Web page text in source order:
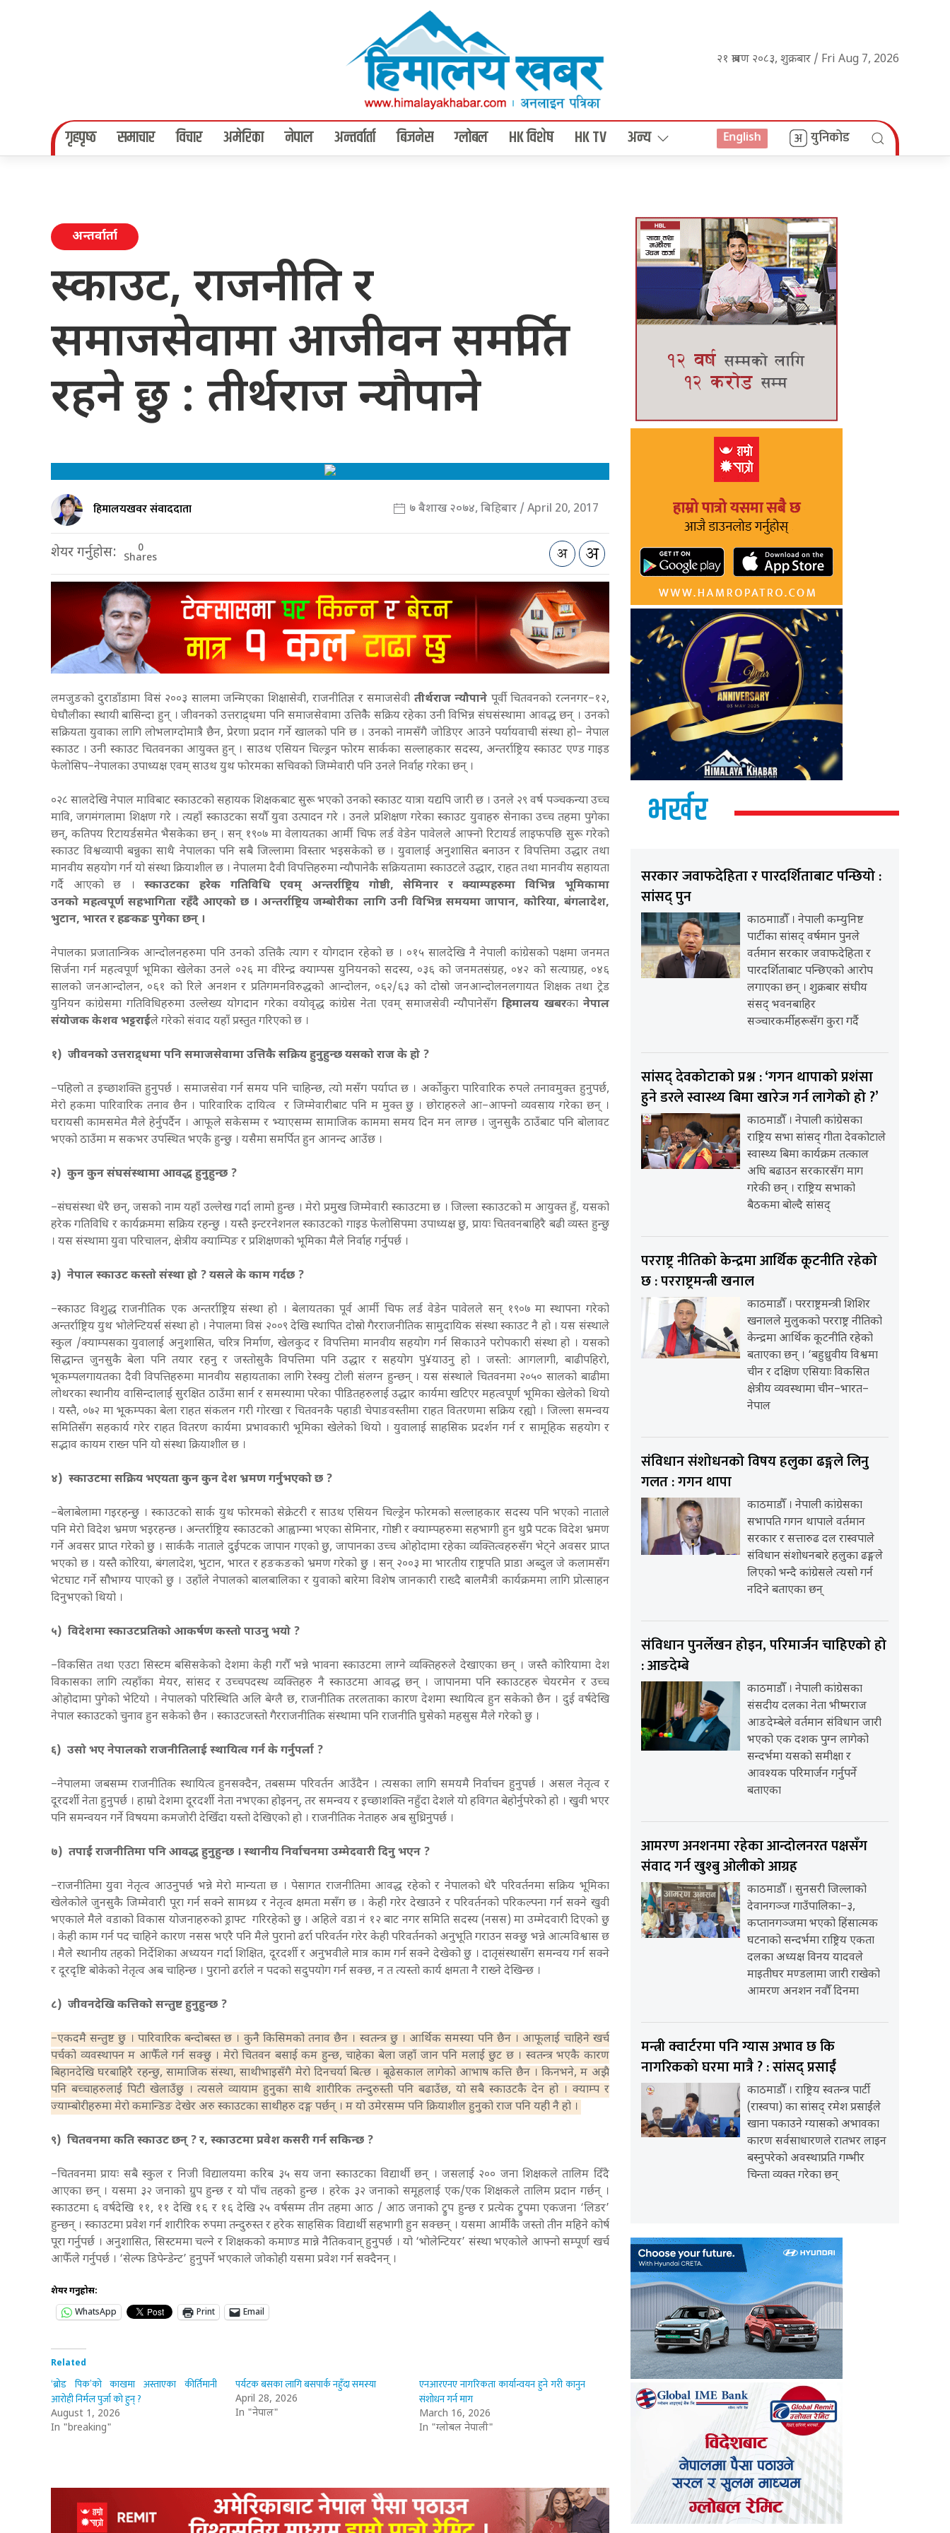
२१ श्रावण २०८३, शुक्रबार / Fri Aug 7, 2026
गृहपृष्‍ठ समाचार विचार अमेरिका नेपाल अन्तर्वार्ता बिजनेस ग्लोबल HK विशेष HK TV अन्य English युनिकोड
अन्तर्वार्ता
स्काउट, राजनीति र
समाजसेवामा आजीवन समर्पित
रहने छु : तीर्थराज न्यौपाने
हिमालयखवर संवाददाता ७ बैशाख २०७४, बिहिबार / April 20, 2017
शेयर गर्नुहोस: 0
Shares
लमजुङको दुराडाँडामा विसं २००३ सालमा जन्मिएका शिक्षासेवी, राजनीतिज्ञ र समाजसेवी तीर्थराज न्यौपाने पूर्वी चितवनको रत्ननगर–१२,
घेघौलीका स्थायी बासिन्दा हुन् । जीवनको उत्तराद्र्धमा पनि समाजसेवामा उत्तिकैै सक्रिय रहेका उनी विभिन्न संघसंस्थामा आवद्ध छन् । उनको
सक्रियता युवाका लागि लोभलाग्दोमात्रै छैन, प्रेरणा प्रदान गर्ने खालको पनि छ । उनको नामसँगै जोडिएर आउने पर्यायवाची संस्था हो– नेपाल
स्काउट । उनी स्काउट चितवनका आयुक्त हुन् । साउथ एसियन चिल्ड्रन फोरम सार्कका सल्लाहकार सदस्य, अन्तर्राष्ट्रिय स्काउट एण्ड गाइड
फेलोसिप–नेपालका उपाध्यक्ष एवम् साउथ युथ फोरमका सचिवको जिम्मेवारी पनि उनले निर्वाह गरेका छन् ।
०२८ सालदेखि नेपाल माविबाट स्काउटको सहायक शिक्षकबाट सुरू भएको उनको स्काउट यात्रा यद्यपि जारी छ । उनले २९ वर्ष पञ्चकन्या उच्च
मावि, जगमंगलामा शिक्षण गरे । त्यहाँ स्काउटका सयौँ युवा उत्पादन गरे । उनले प्रशिक्षण गरेका स्काउट युवाहरु सेनाका उच्च तहमा पुगेका
छन्, कतिपय रिटायर्डसमेत भैसकेका छन् । सन् १९०७ मा वेलायतका आर्मी चिफ लर्ड वेडेन पावेलले आफ्नो रिटायर्ड लाइफपछि सुरू गरेको
स्काउट विश्वव्यापी बन्नुका साथै नेपालका पनि सबै जिल्लामा विस्तार भइसकेको छ । युवालाई अनुशासित बनाउन र विपत्तिमा उद्धार तथा
मानवीय सहयोग गर्न यो संस्था क्रियाशील छ । नेपालमा दैवी विपत्तिहरुमा न्यौपानेकै सक्रियतामा स्काउटले उद्धार, राहत तथा मानवीय सहायता
गर्दै आएको छ । स्काउटका हरेक गतिविधि एवम् अन्तर्राष्ट्रिय गोष्ठी, सेमिनार र क्याम्पहरुमा विभिन्न भूमिकामा
उनको महत्वपूर्ण सहभागिता रहँदै आएको छ । अन्तर्राष्ट्रिय जम्बोरीका लागि उनी विभिन्न समयमा जापान, कोरिया, बंगलादेश,
भुटान, भारत र हङकङ पुगेका छन् ।
नेपालका प्रजातान्त्रिक आन्दोलनहरुमा पनि उनको उत्तिकै त्याग र योगदान रहेको छ । ०१५ सालदेखि नै नेपाली कांग्रेसको पक्षमा जनमत
सिर्जना गर्न महत्वपूर्ण भूमिका खेलेका उनले ०२६ मा वीरेन्द्र क्याम्पस युनियनको सदस्य, ०३६ को जनमतसंग्रह, ०४२ को सत्याग्रह, ०४६
सालको जनआन्दोलन, ०६१ को रिले अनशन र प्रतिगमनविरुद्धको आन्दोलन, ०६२/६३ को दोस्रो जनआन्दोलनलगायत शिक्षक तथा ट्रेड
युनियन कांग्रेसमा गतिविधिहरुमा उल्लेख्य योगदान गरेका वयोवृद्ध कांग्रेस नेता एवम् समाजसेवी न्यौपानेसँगहिमालय खबरका नेपाल
संयोजक केशव भट्टराईले गरेको संवाद यहाँ प्रस्तुत गरिएको छ ।
१) जीवनको उत्तराद्र्धमा पनि समाजसेवामा उत्तिकै सक्रिय हुनुहुन्छ यसको राज के हो ?
–पहिलो त इच्छाशक्ति हुनुपर्छ । समाजसेवा गर्न समय पनि चाहिन्छ, त्यो मसँग पर्याप्त छ । अर्कोकुरा पारिवारिक रुपले तनावमुक्त हुनुपर्छ,
मेरो हकमा पारिवारिक तनाव छैन । पारिवारिक दायित्व र जिम्मेवारीबाट पनि म मुक्त छु । छोराहरुले आ–आफ्नो व्यवसाय गरेका छन् ।
घरायसी कामसमेत मैले हेर्नुपर्दैन । आफूले सकेसम्म र भ्याएसम्म सामाजिक काममा समय दिन मन लाग्छ । जुनसुकै ठाउँबाट पनि बोलावट
भएको ठाउँमा म सकभर उपस्थित भएकै हुन्छु । यसैमा समर्पित हुन आनन्द आउँछ ।
२) कुन कुन संघसंस्थामा आवद्ध हुनुहुन्छ ?
–संघसंस्था धेरै छन्, जसको नाम यहाँ उल्लेख गर्दा लामो हुन्छ । मेरो प्रमुख जिम्मेवारी स्काउटमा छ । जिल्ला स्काउटको म आयुक्त हुँ, यसको
हरेक गतिविधि र कार्यक्रममा सक्रिय रहन्छु । यस्तै इन्टरनेशनल स्काउटको गाइड फेलोसिपमा उपाध्यक्ष छु, प्रायः चितवनबाहिरै बढी व्यस्त हुन्छु
। यस संस्थामा युवा परिचालन, क्षेत्रीय क्याम्पिङ र प्रशिक्षणको भूमिका मैले निर्वाह गर्नुपर्छ ।
३) नेपाल स्काउट कस्तो संस्था हो ? यसले के काम गर्दछ ?
–स्काउट विशुद्ध राजनीतिक एक अन्तर्राष्ट्रिय संस्था हो । बेलायतका पूर्व आर्मी चिफ लर्ड वेडेन पावेलले सन् १९०७ मा स्थापना गरेको
अन्तर्राष्ट्रिय युथ भोलेन्टियर्स संस्था हो । नेपालमा विसं २००९ देखि स्थापित दोस्रो गैरराजनीतिक सामुदायिक संस्था स्काउट नै हो । यस संस्थाले
स्कुल /क्याम्पसका युवालाई अनुशासित, चरित्र निर्माण, खेलकुद र विपत्तिमा मानवीय सहयोग गर्न सिकाउने परोपकारी संस्था हो । यसको
सिद्धान्त जुनसुकै बेला पनि तयार रहनु र जस्तोसुकै विपत्तिमा पनि उद्धार र सहयोग पु¥याउनु हो । जस्तो: आगलागी, बाढीपहिरो,
भूकम्पलगायतका दैवी विपत्तिहरुमा मानवीय सहायताका लागि रेस्क्यु टोली संलग्न हुन्छन् । यस संस्थाले चितवनमा २०५० सालको बाढीमा
लोथरका स्थानीय वासिन्दालाई सुरक्षित ठाउँमा सार्न र समस्यामा परेका पीडितहरुलाई उद्धार कार्यमा खटिएर महत्वपूर्ण भूमिका खेलेको थियो
। यस्तै, ०७२ मा भूकम्पका बेला राहत संकलन गरी गोरखा र चितवनकै पहाडी चेपाङवस्तीमा राहत वितरणमा सक्रिय रह्यो । जिल्ला समन्वय
समितिसँग सहकार्य गरेर राहत वितरण कार्यमा प्रभावकारी भूमिका खेलेको थियो । युवालाई साहसिक प्रदर्शन गर्न र सामूहिक सहयोग र
सद्भाव कायम राख्न पनि यो संस्था क्रियाशील छ ।
४) स्काउटमा सक्रिय भएयता कुन कुन देश भ्रमण गर्नुभएको छ ?
–बेलाबेलामा गइरहन्छु । स्काउटको सार्क युथ फोरमको सेक्रेटरी र साउथ एसियन चिल्ड्रेन फोरमको सल्लाहकार सदस्य पनि भएको नाताले
पनि मेरो विदेश भ्रमण भइरहन्छ । अन्तर्राष्ट्रिय स्काउटको आह्वान्मा भएका सेमिनार, गोष्ठी र क्याम्पहरुमा सहभागी हुन थुप्रै पटक विदेश भ्रमण
गर्ने अवसर प्राप्त गरेको छु । सार्ककै नाताले दुईपटक जापान गएको छु, जापानका उच्च ओहोदामा रहेका व्यक्तित्वहरुसँग भेट्ने अवसर प्राप्त
भएको छ । यस्तै कोरिया, बंगलादेश, भुटान, भारत र हङकङको भ्रमण गरेको छु । सन् २००३ मा भारतीय राष्ट्रपति प्राडा अब्दुल जे कलामसँग
भेटघाट गर्ने सौभाग्य पाएको छु । उहाँले नेपालको बालबालिका र युवाको बारेमा विशेष जानकारी राख्दै बालमैत्री कार्यक्रममा लागि प्रोत्साहन
दिनुभएको थियो ।
५) विदेशमा स्काउटप्रतिको आकर्षण कस्तो पाउनु भयो ?
–विकसित तथा एउटा सिस्टम बसिसकेको देशमा केही गरौँ भन्ने भावना स्काउटमा लाग्ने व्यक्तिहरुले देखाएका छन् । जस्तै कोरियामा देश
विकासका लागि त्यहाँका मेयर, सांसद र उच्चपदस्थ व्यक्तिहरु नै स्काउटमा आवद्ध छन् । जापानमा पनि स्काउटहरु चेयरमेन र उच्च
ओहोदामा पुगेको भेटियो । नेपालको परिस्थिति अलि बेग्लै छ, राजनीतिक तरलताका कारण देशमा स्थायित्व हुन सकेको छैन । दुई वर्षदेखि
नेपाल स्काउटको चुनाव हुन सकेको छैन । स्काउटजस्तो गैरराजनीतिक संस्थामा पनि राजनीति घुसेको महसुस मैले गरेको छु ।
६) उसो भए नेपालको राजनीतिलाई स्थायित्व गर्न के गर्नुपर्ला ?
–नेपालमा जबसम्म राजनीतिक स्थायित्व हुनसक्दैन, तबसम्म परिवर्तन आउँदैन । त्यसका लागि समयमै निर्वाचन हुनुपर्छ । असल नेतृत्व र
दूरदर्शी नेता हुनुपर्छ । हाम्रो देशमा दूरदर्शी नेता नभएका होइनन्, तर समन्वय र इच्छाशक्ति नहुँदा देशले यो हविगत बेहोर्नुपरेको हो । खुवी भएर
पनि समन्वयन गर्ने विषयमा कमजोरी देखिँदा यस्तो देखिएको हो । राजनीतिक नेताहरु अब सुध्रिनुपर्छ ।
७) तपाईं राजनीतिमा पनि आवद्ध हुनुहुन्छ । स्थानीय निर्वाचनमा उम्मेदवारी दिनु भएन ?
–राजनीतिमा युवा नेतृत्व आउनुपर्छ भन्ने मेरो मान्यता छ । पेसागत राजनीतिमा आवद्ध रहेको र नेपालको धेरै परिवर्तनमा सक्रिय भूमिका
खेलेकोले जुनसुकै जिम्मेवारी पूरा गर्न सक्ने सामथ्र्य र नेतृत्व क्षमता मसँग छ । केही गरेर देखाउने र परिवर्तनको परिकल्पना गर्न सक्ने खुवी
भएकाले मैले वडाको विकास योजनाहरुको ड्राफ्ट गरिरहेको छु । अहिले वडा नं १२ बाट नगर समिति सदस्य (नसस) मा उम्मेदवारी दिएको छु
। केही काम गर्न पद चाहिने कारण नसस भएरै पनि मैले पुरानो ढर्रा परिवर्तन गरेर केही परिवर्तनको अनुभूति गराउन सक्छु भन्ने आत्मविश्वास छ
। मैले स्थानीय तहको निर्देशिका अध्ययन गर्दा शिक्षित, दूरदर्शी र अनुभवीले मात्र काम गर्न सक्ने देखेको छु । दातृसंस्थासँग समन्वय गर्न सक्ने
र दूरदृष्टि बोकेको नेतृत्व अब चाहिन्छ । पुरानो ढर्राले न पदको सदुपयोग गर्न सक्छ, न त त्यस्तो कार्य क्षमता नै राख्ने देखिन्छ ।
८) जीवनदेखि कत्तिको सन्तुष्ट हुनुहुन्छ ?
–एकदमै सन्तुष्ट छु । पारिवारिक बन्दोबस्त छ । कुनै किसिमको तनाव छैन । स्वतन्त्र छु । आर्थिक समस्या पनि छैन । आफूलाई चाहिने खर्च
पर्चको व्यवस्थापन म आफैँले गर्न सक्छु । मेरो चितवन बसाई कम हुन्छ, चाहेका बेला जहाँ जान पनि मलाई छुट छ । स्वतन्त्र भएकै कारण
बिहानदेखि घरबाहिरै रहन्छु, सामाजिक संस्था, साथीभाइसँगै मेरो दिनचर्या बित्छ । बूढेसकाल लागेको आभाष कत्ति छैन । किनभने, म अझै
पनि बच्चाहरुलाई पिटी खेलाउँछु । त्यसले व्यायाम हुनुका साथै शारीरिक तन्दुरुस्ती पनि बढाउँछ, यो सबै स्काउटकै देन हो । क्याम्प र
ज्याम्बोरीहरुमा मेरो कमान्डिङ देखेर अरु स्काउटका साथीहरु दङ्ग पर्छन् । म यो उमेरसम्म पनि क्रियाशील हुनुको राज पनि यही नै हो ।
९) चितवनमा कति स्काउट छन् ? र, स्काउटमा प्रवेश कसरी गर्न सकिन्छ ?
–चितवनमा प्रायः सबै स्कुल र निजी विद्यालयमा करिब ३५ सय जना स्काउटका विद्यार्थी छन् । जसलाई २०० जना शिक्षकले तालिम दिँदै
आएका छन् । यसमा ३२ जनाको ग्रुप हुन्छ र यो पाँच तहको हुन्छ । हरेक ३२ जनाको समूहलाई एक/एक शिक्षकले तालिम प्रदान गर्छन् ।
स्काउटमा ६ वर्षदेखि ११, ११ देखि १६ र १६ देखि २५ वर्षसम्म तीन तहमा आठ / आठ जनाको ट्रुप हुन्छ र प्रत्येक ट्रुपमा एकजना ‘लिडर’
हुन्छन् । स्काउटमा प्रवेश गर्न शारीरिक रुपमा तन्दुरुस्त र हरेक साहसिक विद्यार्थी सहभागी हुन सक्छन् । यसमा आर्मीकै जस्तो तीन महिने कोर्ष
पूरा गर्नुपर्छ । अनुशासित, सिस्टममा चल्ने र शिक्षकको कमाण्ड मान्ने नैतिकवान् हुनुपर्छ । यो ‘भोलेन्टियर’ संस्था भएकोले आफ्नो सम्पूर्ण खर्च
आफैँले गर्नुपर्छ । ‘सेल्फ डिपेन्डेन्ट’ हुनुपर्ने भएकाले जोकोही यसमा प्रवेश गर्न सक्दैनन् ।
शेयर गर्नुहोस:
WhatsApp
Print Email
Related
‘ब्रोड पिक’को काखमा अस्ताएका कीर्तिमानी
आरोही निर्मल पुर्जा को हुन् ?
August 1, 2026
In "breaking"
पर्यटक बसका लागि बसपार्क नहुँदा समस्या
April 28, 2026
In "नेपाल"
एनआरएनए नागरिकता कार्यान्वयन हुने गरी कानुन
संशोधन गर्न माग
March 16, 2026
In "ग्लोबल नेपाली"
भर्खर
सरकार जवाफदेहिता र पारदर्शिताबाट पन्छियो :
सांसद् पुन
काठमााडौँ । नेपाली कम्युनिष्ट
पार्टीका सांसद् वर्षमान पुनले
वर्तमान सरकार जवाफदेहिता र
पारदर्शिताबाट पन्छिएको आरोप
लगाएका छन् । शुक्रबार संघीय
संसद् भवनबाहिर
सञ्चारकर्मीहरूसँग कुरा गर्दै
सांसद् देवकोटाको प्रश्न : ‘गगन थापाको प्रशंसा
हुने डरले स्वास्थ्य बिमा खारेज गर्न लागेको हो ?’
काठमाडौँ । नेपाली कांग्रेसका
राष्ट्रिय सभा सांसद् गीता देवकोटाले
स्वास्थ्य बिमा कार्यक्रम तत्काल
अघि बढाउन सरकारसँग माग
गरेकी छन् । राष्ट्रिय सभाको
बैठकमा बोल्दै सांसद्
परराष्ट्र नीतिको केन्द्रमा आर्थिक कूटनीति रहेको
छ : परराष्ट्रमन्त्री खनाल
काठमाडौँ । परराष्ट्रमन्त्री शिशिर
खनालले मुलुकको परराष्ट्र नीतिको
केन्द्रमा आर्थिक कूटनीति रहेको
बताएका छन् । ‘बहुध्रुवीय विश्वमा
चीन र दक्षिण एसियाः विकसित
क्षेत्रीय व्यवस्थामा चीन–भारत–
नेपाल
संविधान संशोधनको विषय हलुका ढङ्गले लिनु
गलत : गगन थापा
काठमाडौँ । नेपाली कांग्रेसका
सभापति गगन थापाले वर्तमान
सरकार र सत्तारुढ दल रास्वपाले
संविधान संशोधनबारे हलुका ढङ्गले
लिएको भन्दै कांग्रेसले त्यसो गर्न
नदिने बताएका छन्
संविधान पुनर्लेखन होइन, परिमार्जन चाहिएको हो
: आङदेम्बे
काठमाडौँ । नेपाली कांग्रेसका
संसदीय दलका नेता भीष्मराज
आङदेम्बेले वर्तमान संविधान जारी
भएको एक दशक पुग्न लागेको
सन्दर्भमा यसको समीक्षा र
आवश्यक परिमार्जन गर्नुपर्ने
बताएका
आमरण अनशनमा रहेका आन्दोलनरत पक्षसँग
संवाद गर्न खुश्बु ओलीको आग्रह
काठमाडौँ । सुनसरी जिल्लाको
देवानगञ्ज गाउँपालिका–३,
कप्तानगञ्जमा भएको हिंसात्मक
घटनाको सन्दर्भमा राष्ट्रिय एकता
दलका अध्यक्ष विनय यादवले
माइतीघर मण्डलामा जारी राखेको
आमरण अनशन नवौँ दिनमा
मन्त्री क्वार्टरमा पनि ग्यास अभाव छ कि
नागरिकको घरमा मात्रै ? : सांसद् प्रसाईं
काठमाडौँ । राष्ट्रिय स्वतन्त्र पार्टी
(रास्वपा) का सांसद् रमेश प्रसाईंले
खाना पकाउने ग्यासको अभावका
कारण सर्वसाधारणले रातभर लाइन
बस्नुपरेको अवस्थाप्रति गम्भीर
चिन्ता व्यक्त गरेका छन्